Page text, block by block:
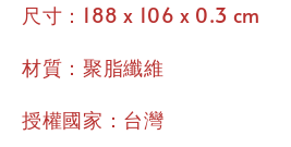
尺寸：188 x 106 x 0.3 cm
材質：聚脂纖維
授權國家：台灣